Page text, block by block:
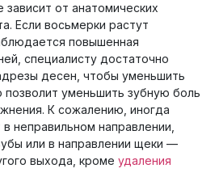
от анатомических
Если восьмерки растут
повышенная
специалисту достаточно
десен, чтобы уменьшить
уменьшить зубную боль
К сожалению, иногда
неправильном направлении,
или в направлении щеки —
выхода, кроме удаления